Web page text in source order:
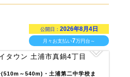
公開日： 2026年8月4日
月々お支払い7万円台～
～540m)・土浦第二中学校ま